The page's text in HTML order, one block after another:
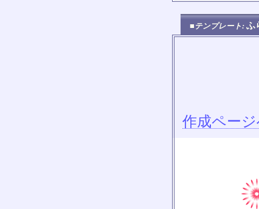
■テンプレート: ふ
作成ページ